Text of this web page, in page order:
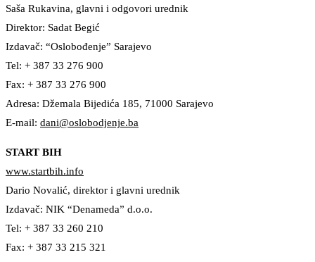
Saša Rukavina, glavni i odgovori urednik
Direktor: Sadat Begić
Izdavač: “Oslobođenje” Sarajevo
Tel: + 387 33 276 900
Fax: + 387 33 276 900
Adresa: Džemala Bijedića 185, 71000 Sarajevo
E-mail: dani@oslobodjenje.ba
START BIH
www.startbih.info
Dario Novalić, direktor i glavni urednik
Izdavač: NIK “Denameda” d.o.o.
Tel: + 387 33 260 210
Fax: + 387 33 215 321